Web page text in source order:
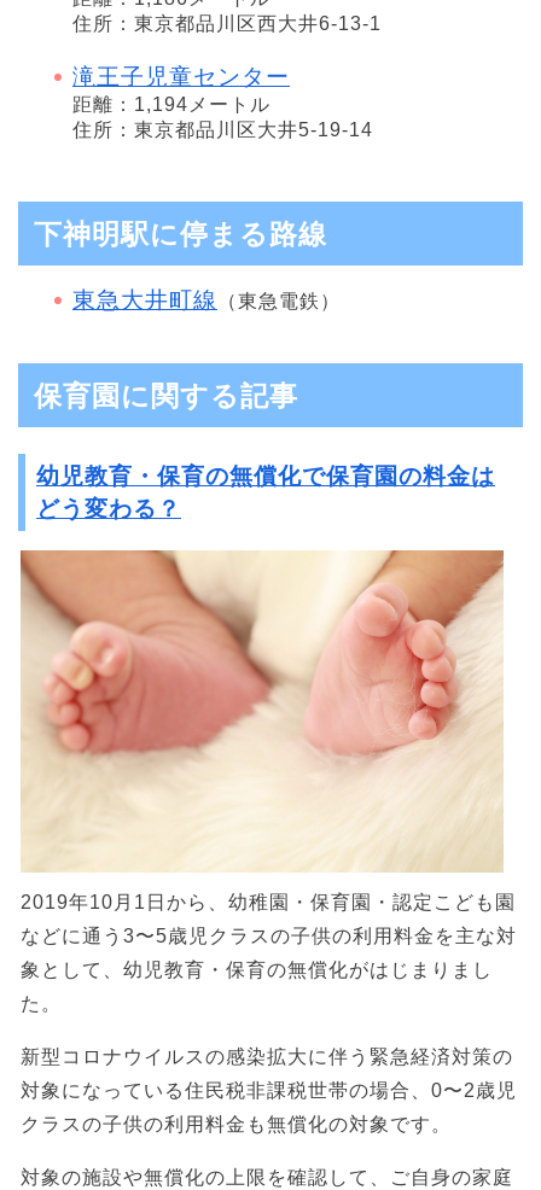
住所：東京都品川区西大井6-13-1
滝王子児童センター
距離：1,194メートル
住所：東京都品川区大井5-19-14
下神明駅に停まる路線
東急大井町線 （東急電鉄）
保育園に関する記事
幼児教育・保育の無償化で保育園の料金は
どう変わる？
2019年10月1日から、幼稚園・保育園・認定こども園
などに通う3〜5歳児クラスの子供の利用料金を主な対
象として、幼児教育・保育の無償化がはじまりまし
た。
新型コロナウイルスの感染拡大に伴う緊急経済対策の
対象になっている住民税非課税世帯の場合、0〜2歳児
クラスの子供の利用料金も無償化の対象です。
対象の施設や無償化の上限を確認して、ご自身の家庭